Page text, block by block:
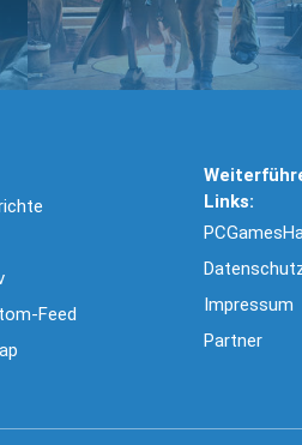
Feed
Links:
Impressum
Partner